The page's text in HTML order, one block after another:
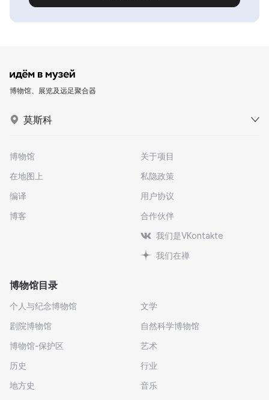
博物馆、展览及远足聚合器
莫斯科
博物馆
在地图上
编译
博客
关于项目
私隐政策
用户协议
合作伙伴
我们是VKontakte
我们在禅
博物馆目录
个人与纪念博物馆
剧院博物馆
博物馆-保护区
历史
地方史
文学
自然科学博物馆
艺术
行业
音乐